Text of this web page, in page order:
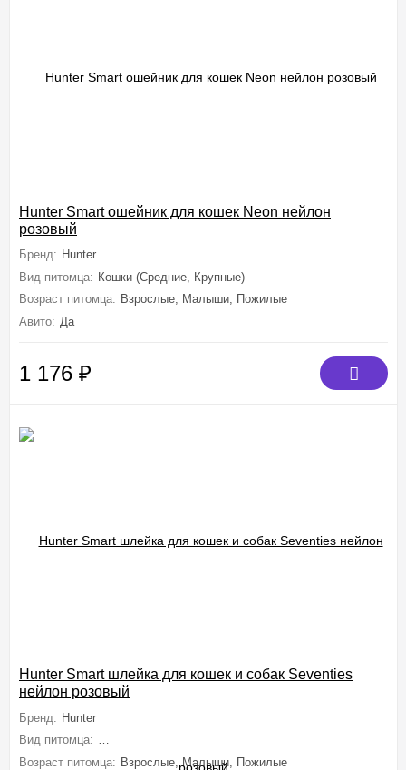
Hunter Smart ошейник для кошек Neon нейлон
розовый
Бренд: Hunter
Вид питомца: Кошки (Средние, Крупные)
Возраст питомца: Взрослые, Малыши, Пожилые
Авито: Да
1 176 ₽
Hunter Smart шлейка для кошек и собак Seventies
нейлон розовый
Бренд: Hunter
Вид питомца: Собаки (Мелкие, Миниатюрные), Кошки (Средние,
Возраст питомца: Взрослые, Малыши, Пожилые